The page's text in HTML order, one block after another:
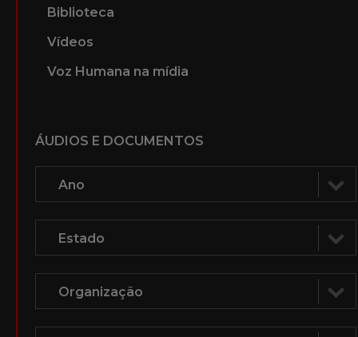
Biblioteca
Vídeos
Voz Humana na mídia
ÁUDIOS E DOCUMENTOS